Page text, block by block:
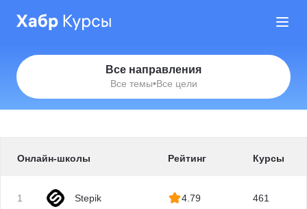
Все направления
Все темы•Все цели
Онлайн-школы Рейтинг Курсы
1 Stepik 4.79 461